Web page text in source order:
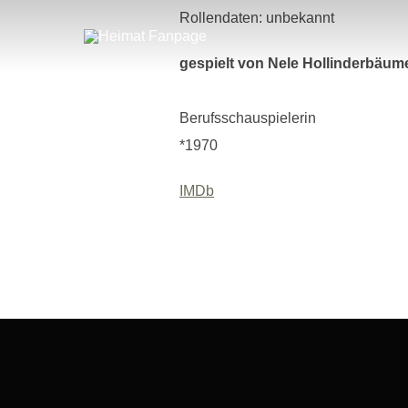
Rollendaten: unbekannt
gespielt von Nele
Berufsschauspielerin
*1970
IMDb